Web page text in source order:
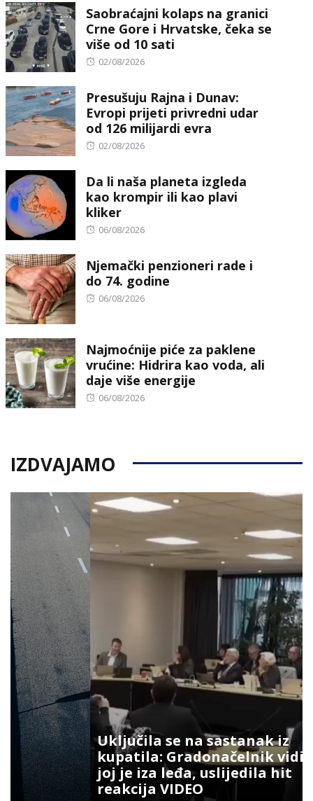
Saobraćajni kolaps na granici
Crne Gore i Hrvatske, čeka se
više od 10 sati
Posted
02/08/2026
Presušuju Rajna i Dunav:
Evropi prijeti privredni udar
od 126 milijardi evra
Posted
02/08/2026
Da li naša planeta izgleda
kao krompir ili kao plavi
kliker
Posted
06/08/2026
Njemački penzioneri rade i
do 74. godine
Posted
06/08/2026
Najmoćnije piće za paklene
vrućine: Hidrira kao voda, ali
daje više energije
Posted
06/08/2026
IZDVAJAMO
Uključila se na sastanak iz
kupatila: Gradonačelnik vidio šta
joj je iza leđa, uslijedila hit
reakcija VIDEO